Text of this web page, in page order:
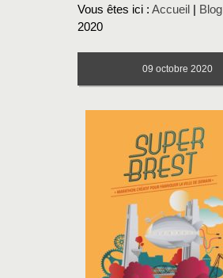
Vous êtes ici : Accueil Blog
2020
09 octobre 2020